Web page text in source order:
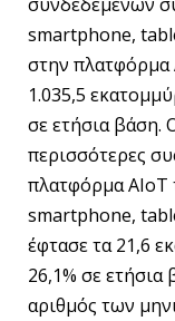
smartphone,
στην πλατφόρμα
1.035,5
σε ετήσια βάση.
περισσότερες
πλατφόρμα AIoT
smartphone,
έφτασε τα 21,6
26,1% σε
αριθμός των